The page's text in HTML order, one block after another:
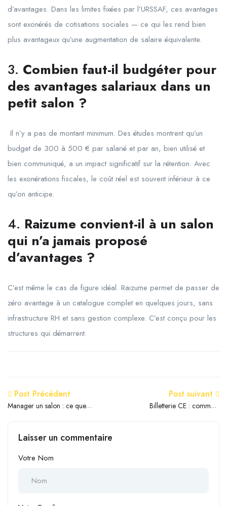
d’avantages. Dans les limites fixées par l’URSSAF, ces avantages
sont exonérés de cotisations sociales — ce qui les rend bien
plus avantageux qu’une augmentation de salaire équivalente.
3. Combien faut-il budgéter pour
des avantages salariaux dans un
petit salon ?
Il n’y a pas de montant minimum. Des études montrent qu’un
budget de 300 à 500 € par salarié et par an, bien utilisé et
bien communiqué, a un impact significatif sur la rétention. Avec
les exonérations fiscales, le coût réel est souvent inférieur à ce
qu’on anticipe.
4. Raizume convient-il à un salon
qui n’a jamais proposé
d’avantages ?
C’est même le cas de figure idéal. Raizume permet de passer de
zéro avantage à un catalogue complet en quelques jours, sans
infrastructure RH et sans gestion complexe. C’est conçu pour les
structures qui démarrent.
Post Précédent
Manager un salon : ce que
Post suivant
Billetterie CE : comment
Laisser un commentaire
Votre Nom